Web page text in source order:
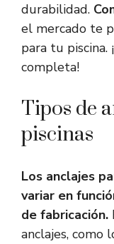
durabilidad.
el mercado te
para tu piscina.
completa!
Tipos de
piscinas
Los anclajes
variar en
de fabricación.
anclajes, como